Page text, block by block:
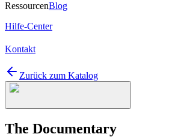
RessourcenBlog
Hilfe-Center
Kontakt
Zurück zum Katalog
The Documentary